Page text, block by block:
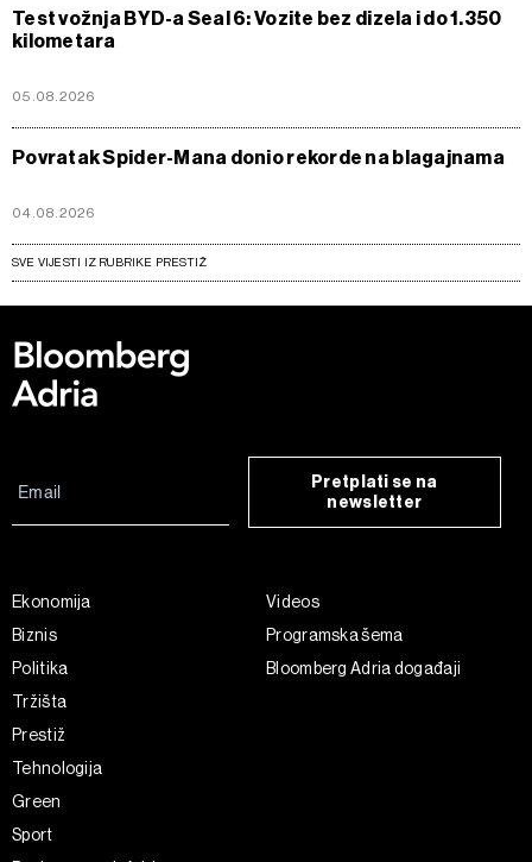
Test vožnja BYD-a Seal 6: Vozite bez dizela i do 1.350
kilometara
05.08.2026
Povratak Spider-Mana donio rekorde na blagajnama
04.08.2026
SVE VIJESTI IZ RUBRIKE PRESTIŽ
Pretplati se na
newsletter
Ekonomija
Biznis
Politika
Tržišta
Prestiž
Tehnologija
Green
Sport
Videos
Programska šema
Bloomberg Adria događaji